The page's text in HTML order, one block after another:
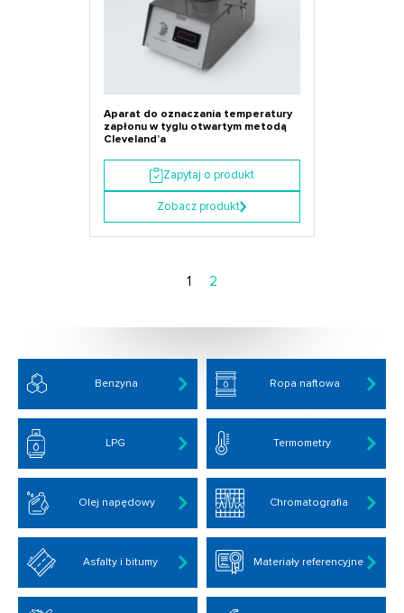
Aparat do oznaczania temperatury
zapłonu w tyglu otwartym metodą
Cleveland’a
Zapytaj o produkt
Zobacz produkt
1 2
Benzyna Ropa naftowa
LPG Termometry
Olej napędowy Chromatografia
Asfalty i bitumy Materiały referencyjne